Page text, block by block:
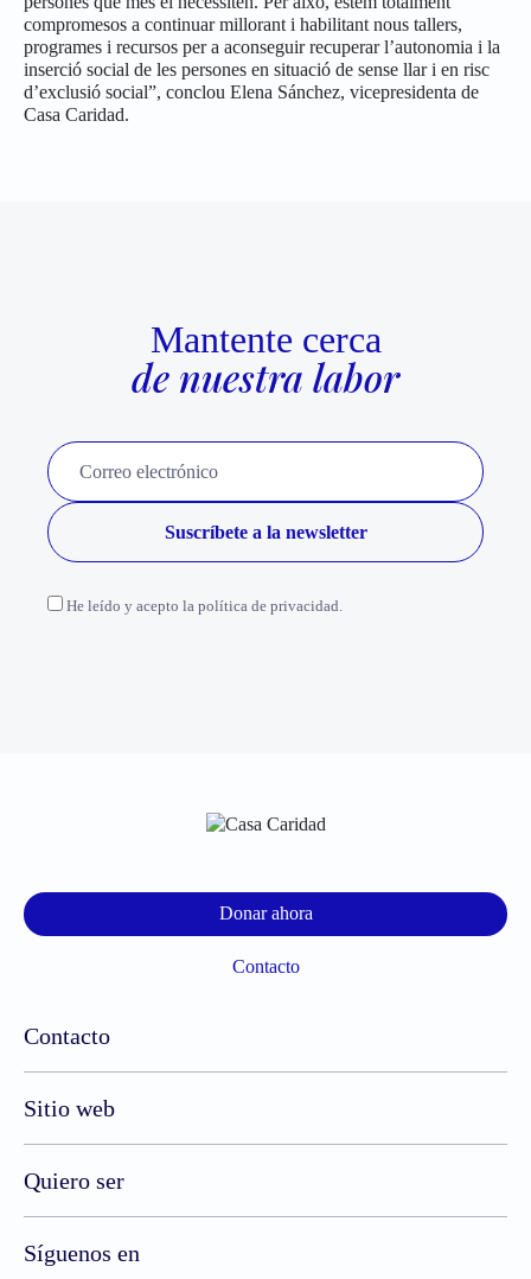
compromesos a continuar millorant i habilitant nous tallers,
programes i recursos per a aconseguir recuperar l’autonomia i la
inserció social de les persones en situació de sense llar i en risc
d’exclusió social”, conclou Elena Sánchez, vicepresidenta de
Casa Caridad.
Mantente cerca
de nuestra labor
He leído y acepto la política de privacidad.
Contacto
Sitio web
Quiero ser
Síguenos en
Donar ahora
Contacto